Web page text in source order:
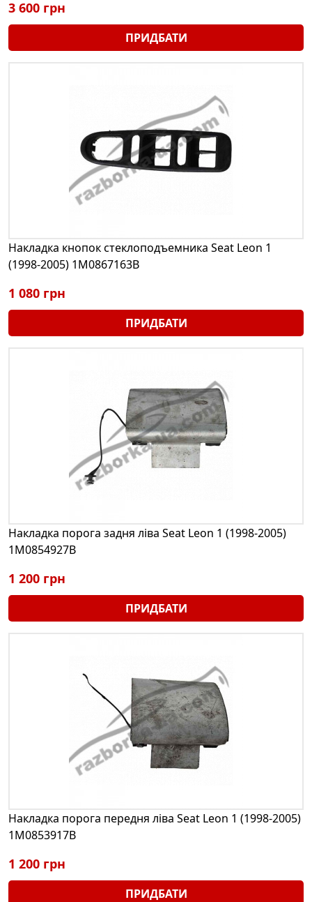
3 600 грн
ПРИДБАТИ
Накладка кнопок стеклоподъемника Seat Leon 1
(1998-2005) 1M0867163B
1 080 грн
ПРИДБАТИ
Накладка порога задня ліва Seat Leon 1 (1998-2005)
1M0854927B
1 200 грн
ПРИДБАТИ
Накладка порога передня ліва Seat Leon 1 (1998-2005)
1M0853917B
1 200 грн
ПРИДБАТИ